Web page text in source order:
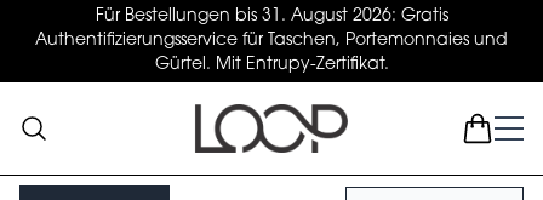
Für Bestellungen bis 31. August 2026: Gratis
Authentifizierungsservice für Taschen, Portemonnaies und
Gürtel. Mit Entrupy-Zertifikat.